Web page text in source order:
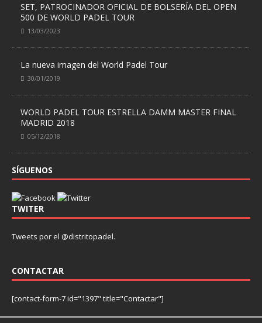
SET, PATROCINADOR OFICIAL DE BOLSERÍA DEL OPEN
500 DE WORLD PADEL TOUR
13/03/2023
La nueva imagen del World Padel Tour
30/01/2019
WORLD PADEL TOUR ESTRELLA DAMM MASTER FINAL
MADRID 2018
05/12/2018
SÍGUENOS
TWITER
Tweets por el @distritopadel.
CONTACTAR
[contact-form-7 id="1397" title="Contactar"]